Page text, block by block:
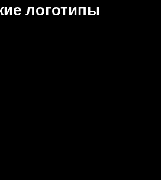
логотипы